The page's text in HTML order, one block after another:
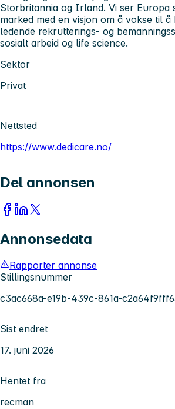
Storbritannia og Irland. Vi ser Europa
marked med en visjon om å vokse til
ledende rekrutterings- og
sosialt arbeid og life science.
Sektor
Privat
Nettsted
https://www.dedicare.no/
Del annonsen
Annonsedata
Rapporter annonse
Stillingsnummer
c3ac668a-e19b-439c-861a-
Sist endret
17. juni 2026
Hentet fra
recman